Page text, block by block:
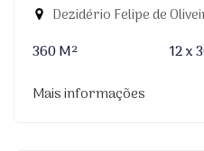
Dezidério Felipe de Oliveira
360 M²
12 x
Mais informações